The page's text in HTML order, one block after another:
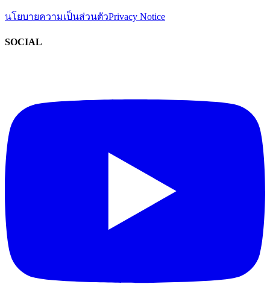
นโยบายความเป็นส่วนตัวPrivacy Notice
SOCIAL